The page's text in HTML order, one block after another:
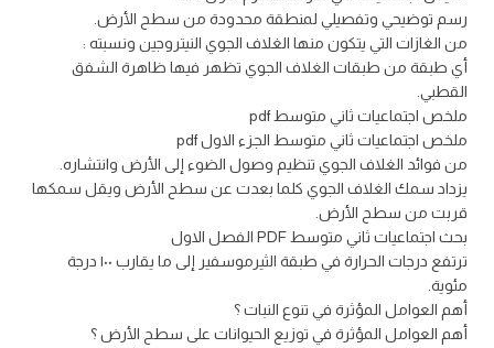
رسم توضيحي وتفصيلي لمنطقة محدودة من سطح الأرض.
من الغازات التي يتكون منها الغلاف الجوي النيتروجين ونسبته :
أي طبقة من طبقات الغلاف الجوي تظهر فيها ظاهرة الشفق
القطبي.
ملخص اجتماعيات ثاني متوسط pdf
ملخص اجتماعيات ثاني متوسط الجزء الاول pdf
من فوائد الغلاف الجوي تنظيم وصول الضوء إلى الأرض وانتشاره.
يزداد سمك الغلاف الجوي كلما بعدت عن سطح الأرض ويقل سمكها
قربت من سطح الأرض.
بحث اجتماعيات ثاني متوسط PDF الفصل الاول
ترتفع درجات الحرارة في طبقة الثيرموسفير إلى ما يقارب ۱۰۰ درجة
مئوية.
أهم العوامل المؤثرة في تنوع النبات ؟
أهم العوامل المؤثرة في توزيع الحيوانات على سطح الأرض ؟